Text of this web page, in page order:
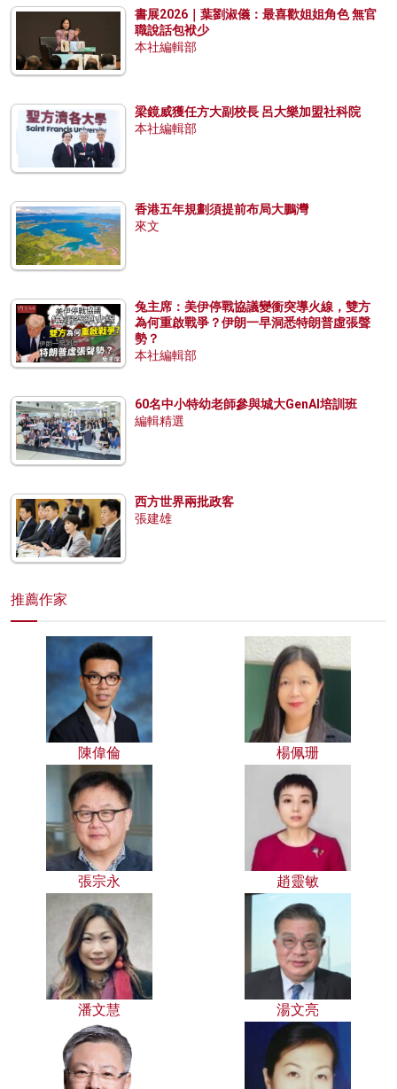
書展2026｜葉劉淑儀：最喜歡姐姐角色 無官
職說話包袱少
本社編輯部
梁鏡威獲任方大副校長 呂大樂加盟社科院
本社編輯部
香港五年規劃須提前布局大鵬灣
來文
兔主席：美伊停戰協議變衝突導火線，雙方
為何重啟戰爭？伊朗一早洞悉特朗普虛張聲
勢？
本社編輯部
60名中小特幼老師參與城大GenAI培訓班
編輯精選
西方世界兩批政客
張建雄
推薦作家
陳偉倫 楊佩珊
張宗永 趙靈敏
潘文慧 湯文亮